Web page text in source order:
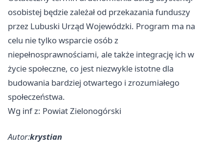
osobistej będzie zależał od przekazania funduszy
przez Lubuski Urząd Wojewódzki. Program ma na
celu nie tylko wsparcie osób z
niepełnosprawnościami, ale także integrację ich w
życie społeczne, co jest niezwykle istotne dla
budowania bardziej otwartego i zrozumiałego
społeczeństwa.
Wg inf z: Powiat Zielonogórski
Autor:krystian